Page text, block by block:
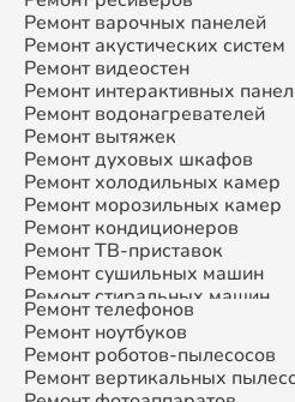
Ремонт варочных панелей
Ремонт акустических систем
Ремонт видеостен
Ремонт интерактивных
Ремонт водонагревателей
Ремонт вытяжек
Ремонт духовых шкафов
Ремонт холодильных камер
Ремонт морозильных камер
Ремонт кондиционеров
Ремонт ТВ-приставок
Ремонт сушильных машин
Ремонт стиральных машин
Ремонт микроволновых печей
Ремонт смарт-часов
Ремонт атс
Ремонт сплит-систем
Ремонт телефонов
Ремонт ноутбуков
Ремонт роботов-пылесосов
Ремонт вертикальных